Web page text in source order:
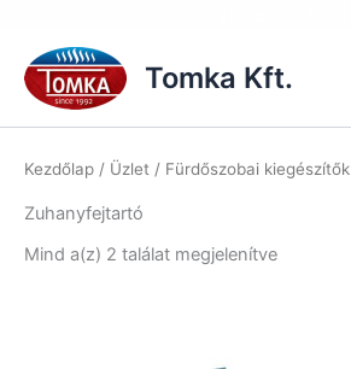
content
Tomka Kft.
Kezdőlap / Üzlet / Fürdőszobai kiegészítők
Zuhanyfejtartó
Mind a(z) 2 találat megjelenítve